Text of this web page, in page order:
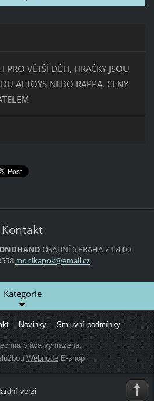
PRO VĚTŠÍ DĚTI, HRAČKY JSOU
ALTOYS NEBO RAPPA. CENY
Kontakt
OSADNÍ 6PRAHA 717000
monikapok@email.cz
Kategorie
Novinky Smluvní podmínky
práva vyhrazena.
WebnodeE-shop
verzi